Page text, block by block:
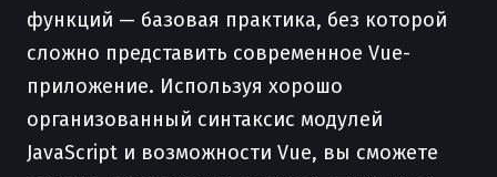
функций — базовая практика, без которой
сложно представить современное Vue-
приложение. Используя хорошо
организованный синтаксис модулей
JavaScript и возможности Vue, вы сможете